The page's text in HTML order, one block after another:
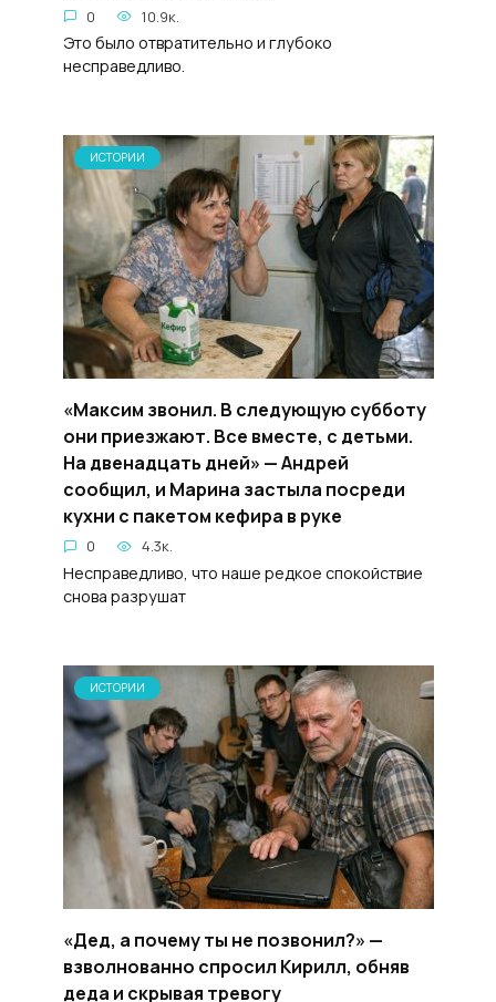
0 10.9к.
Это было отвратительно и глубоко
несправедливо.
ИСТОРИИ
«Максим звонил. В следующую субботу
они приезжают. Все вместе, с детьми.
На двенадцать дней» — Андрей
сообщил, и Марина застыла посреди
кухни с пакетом кефира в руке
0 4.3к.
Несправедливо, что наше редкое спокойствие
снова разрушат
ИСТОРИИ
«Дед, а почему ты не позвонил?» —
взволнованно спросил Кирилл, обняв
деда и скрывая тревогу